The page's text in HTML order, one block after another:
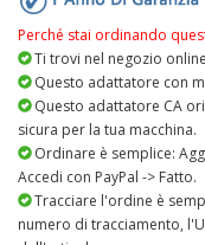
Perché stai ordinando
Ti trovi nel negozio
Questo adattatore con
Questo adattatore CA
sicura per la tua macchina.
Ordinare è semplice:
Accedi con PayPal -> Fatto.
Tracciare l'ordine è
numero di tracciamento,